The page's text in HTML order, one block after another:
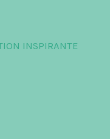
INSPIRANTE